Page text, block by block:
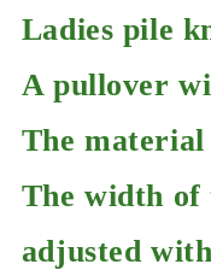
Ladies pile
A pullover
The material
The width of
adjusted